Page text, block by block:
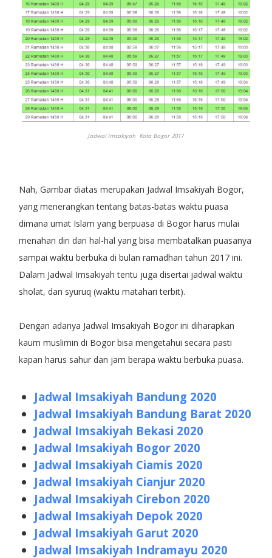
Jadwal Imsakiyah Kota Bogor 2017
Nah, Gambar diatas merupakan Jadwal Imsakiyah Bogor,
yang menerangkan tentang batas-batas waktu puasa
dimana umat Islam yang berpuasa di Bogor harus mulai
menahan diri dari hal-hal yang bisa membatalkan puasanya
sampai waktu berbuka di bulan ramadhan tahun 2017 ini.
Dalam Jadwal Imsakiyah tentu juga disertai jadwal waktu
sholat, dan syuruq (waktu matahari terbit).
Dengan adanya Jadwal Imsakiyah Bogor ini diharapkan
kaum muslimin di Bogor bisa mengetahui secara pasti
kapan harus sahur dan jam berapa waktu berbuka puasa.
Jadwal Imsakiyah Bandung 2020
Jadwal Imsakiyah Bandung Barat 2020
Jadwal Imsakiyah Bekasi 2020
Jadwal Imsakiyah Bogor 2020
Jadwal Imsakiyah Ciamis 2020
Jadwal Imsakiyah Cianjur 2020
Jadwal Imsakiyah Cirebon 2020
Jadwal Imsakiyah Depok 2020
Jadwal Imsakiyah Garut 2020
Jadwal Imsakiyah Indramayu 2020